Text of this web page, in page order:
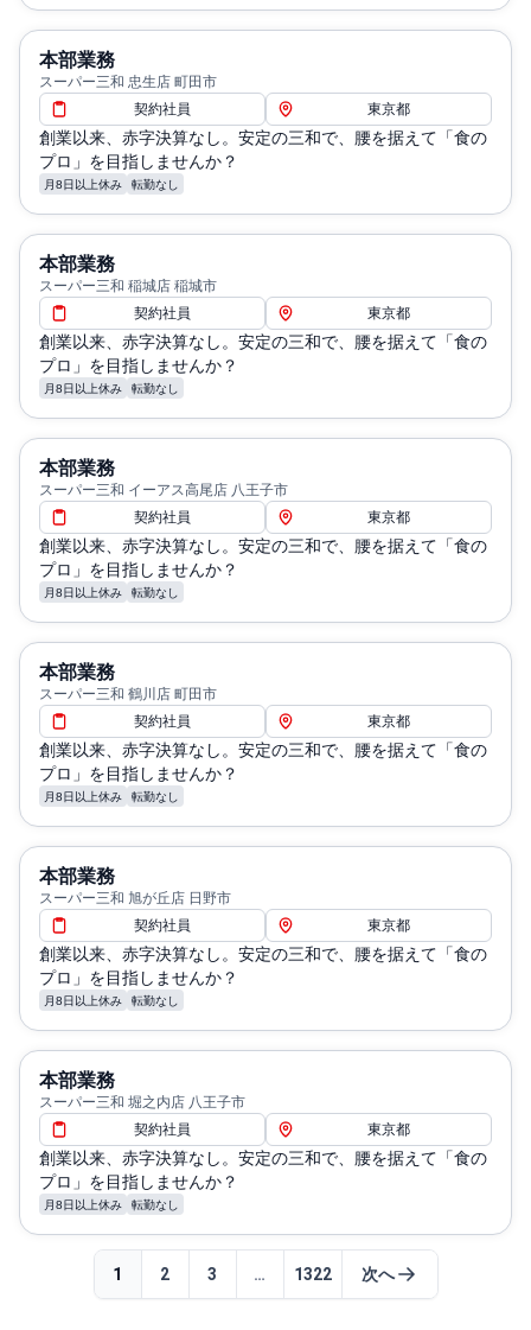
本部業務
スーパー三和 忠生店 町田市
契約社員
東京都
創業以来、赤字決算なし。安定の三和で、腰を据えて「食の
プロ」を目指しませんか？
月8日以上休み 転勤なし
本部業務
スーパー三和 稲城店 稲城市
契約社員
東京都
創業以来、赤字決算なし。安定の三和で、腰を据えて「食の
プロ」を目指しませんか？
月8日以上休み 転勤なし
本部業務
スーパー三和 イーアス高尾店 八王子市
契約社員
東京都
創業以来、赤字決算なし。安定の三和で、腰を据えて「食の
プロ」を目指しませんか？
月8日以上休み 転勤なし
本部業務
スーパー三和 鶴川店 町田市
契約社員
東京都
創業以来、赤字決算なし。安定の三和で、腰を据えて「食の
プロ」を目指しませんか？
月8日以上休み 転勤なし
本部業務
スーパー三和 旭が丘店 日野市
契約社員
東京都
創業以来、赤字決算なし。安定の三和で、腰を据えて「食の
プロ」を目指しませんか？
月8日以上休み 転勤なし
本部業務
スーパー三和 堀之内店 八王子市
契約社員
東京都
創業以来、赤字決算なし。安定の三和で、腰を据えて「食の
プロ」を目指しませんか？
月8日以上休み 転勤なし
1 2 3 … 1322 次へ